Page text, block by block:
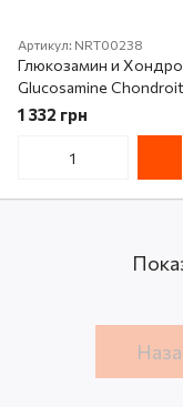
Артикул: NRT00238
Глюкозамин и
Glucosamine
Nature's Bounty, 110
1 332 грн